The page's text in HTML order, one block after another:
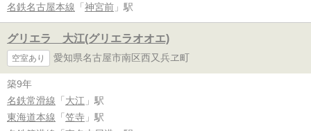
名鉄名古屋本線 「 神宮前 」駅
グリエラ 大江(グリエラオオエ)
空室あり 愛知県名古屋市南区西又兵ヱ町
築9年
名鉄常滑線 「 大江 」駅
東海道本線 「 笠寺 」駅